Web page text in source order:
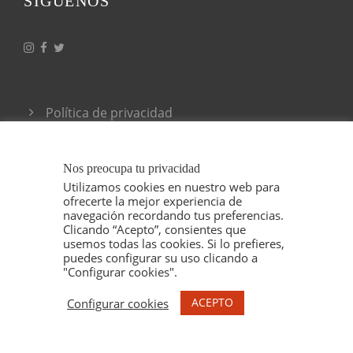
Política de privacidad
© 2021 ESPELT VITICULTORS, TODOS LOS
DERECHOS RESERVADOS. ILUSTRACIONES
MARU GODAS
Nos preocupa tu privacidad
Utilizamos cookies en nuestro web para
ofrecerte la mejor experiencia de
navegación recordando tus preferencias.
Clicando “Acepto”, consientes que
usemos todas las cookies. Si lo prefieres,
puedes configurar su uso clicando a
"Configurar cookies".
Configurar cookies
ACEPTO